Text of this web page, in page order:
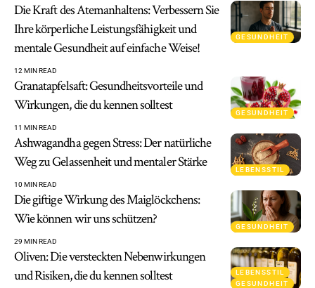
GESUNDHEIT
Die Kraft des Atemanhaltens: Verbessern Sie
Ihre körperliche Leistungsfähigkeit und
mentale Gesundheit auf einfache Weise!
12 MIN READ
GESUNDHEIT
Granatapfelsaft: Gesundheitsvorteile und
Wirkungen, die du kennen solltest
11 MIN READ
LEBENSSTIL
Ashwagandha gegen Stress: Der natürliche
Weg zu Gelassenheit und mentaler Stärke
10 MIN READ
GESUNDHEIT
Die giftige Wirkung des Maiglöckchens:
Wie können wir uns schützen?
29 MIN READ
LEBENSSTIL
GESUNDHEIT
Oliven: Die versteckten Nebenwirkungen
und Risiken, die du kennen solltest